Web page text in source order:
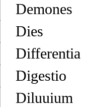
Demones
Dies
Differentia
Digestio
Diluuium